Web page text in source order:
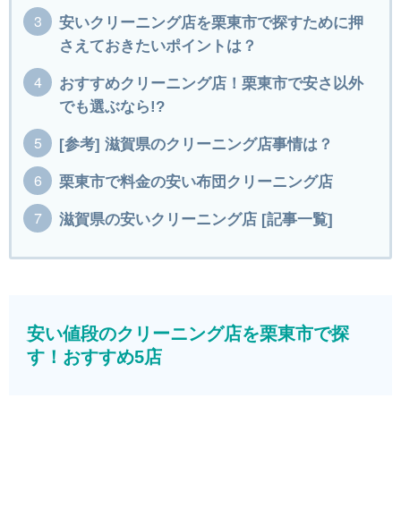
安いクリーニング店を栗東市で探すために押
さえておきたいポイントは？
おすすめクリーニング店！栗東市で安さ以外
でも選ぶなら!?
[参考] 滋賀県のクリーニング店事情は？
栗東市で料金の安い布団クリーニング店
滋賀県の安いクリーニング店 [記事一覧]
安い値段のクリーニング店を栗東市で探
す！おすすめ5店